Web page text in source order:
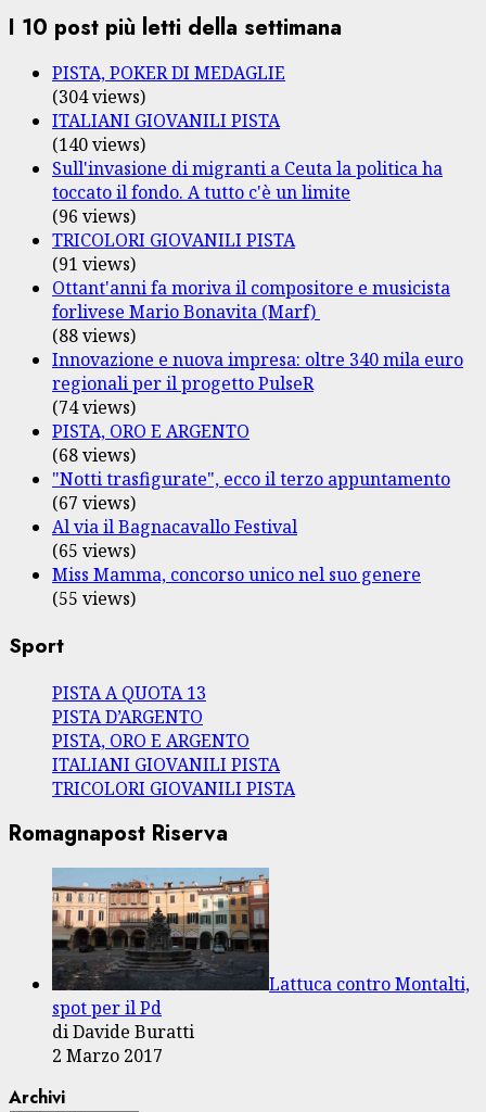
I 10 post più letti della settimana
PISTA, POKER DI MEDAGLIE
(304 views)
ITALIANI GIOVANILI PISTA
(140 views)
Sull'invasione di migranti a Ceuta la politica ha
toccato il fondo. A tutto c'è un limite
(96 views)
TRICOLORI GIOVANILI PISTA
(91 views)
Ottant'anni fa moriva il compositore e musicista
forlivese Mario Bonavita (Marf)
(88 views)
Innovazione e nuova impresa: oltre 340 mila euro
regionali per il progetto PulseR
(74 views)
PISTA, ORO E ARGENTO
(68 views)
"Notti trasfigurate", ecco il terzo appuntamento
(67 views)
Al via il Bagnacavallo Festival
(65 views)
Miss Mamma, concorso unico nel suo genere
(55 views)
Sport
PISTA A QUOTA 13
PISTA D’ARGENTO
PISTA, ORO E ARGENTO
ITALIANI GIOVANILI PISTA
TRICOLORI GIOVANILI PISTA
Romagnapost Riserva
Lattuca contro Montalti,
spot per il Pd
di Davide Buratti
2 Marzo 2017
Archivi